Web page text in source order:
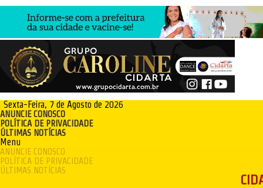
Sexta-Feira, 7 de Agosto de 2026
ANUNCIE CONOSCO
POLÍTICA DE PRIVACIDADE
ÚLTIMAS NOTÍCIAS
Menu
ANUNCIE CONOSCO
POLÍTICA DE PRIVACIDADE
ÚLTIMAS NOTÍCIAS